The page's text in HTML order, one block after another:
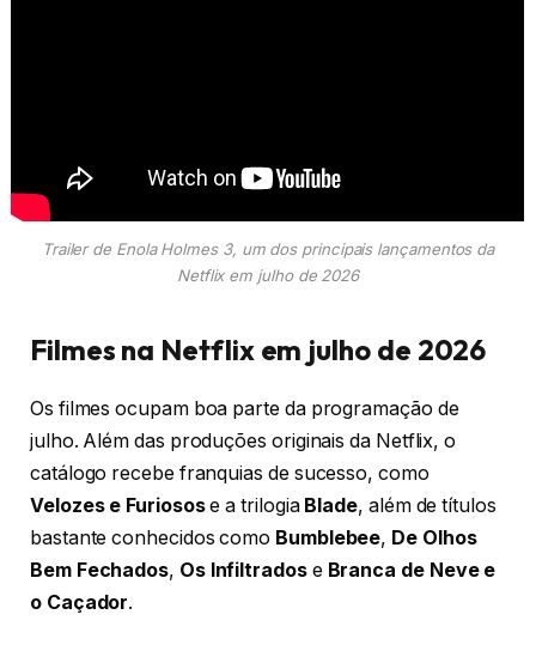
Trailer de Enola Holmes 3, um dos principais lançamentos da
Netflix em julho de 2026
Filmes na Netflix em julho de 2026
Os filmes ocupam boa parte da programação de
julho. Além das produções originais da Netflix, o
catálogo recebe franquias de sucesso, como
Velozes e Furiosose a trilogia Blade, além de títulos
bastante conhecidos como Bumblebee, De Olhos
Bem Fechados, Os Infiltradose Branca de Neve e
o Caçador.